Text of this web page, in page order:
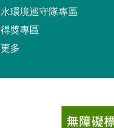
水環境巡守隊專區
得獎專區
更多